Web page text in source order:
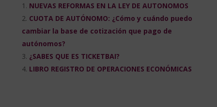
NUEVAS REFORMAS EN LA LEY DE AUTONOMOS
CUOTA DE AUTÓNOMO: ¿Cómo y cuándo puedo
cambiar la base de cotización que pago de
autónomos?
¿SABES QUE ES TICKETBAI?
LIBRO REGISTRO DE OPERACIONES ECONÓMICAS